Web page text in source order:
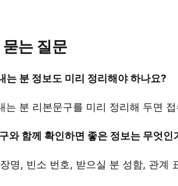
는 질문
는 분 정보도 미리 정리해야 하나요?
는 분 리본문구를 미리 정리해 두면
와 함께 확인하면 좋은 정보는 무엇인
명, 빈소 번호, 받으실 분 성함, 관계